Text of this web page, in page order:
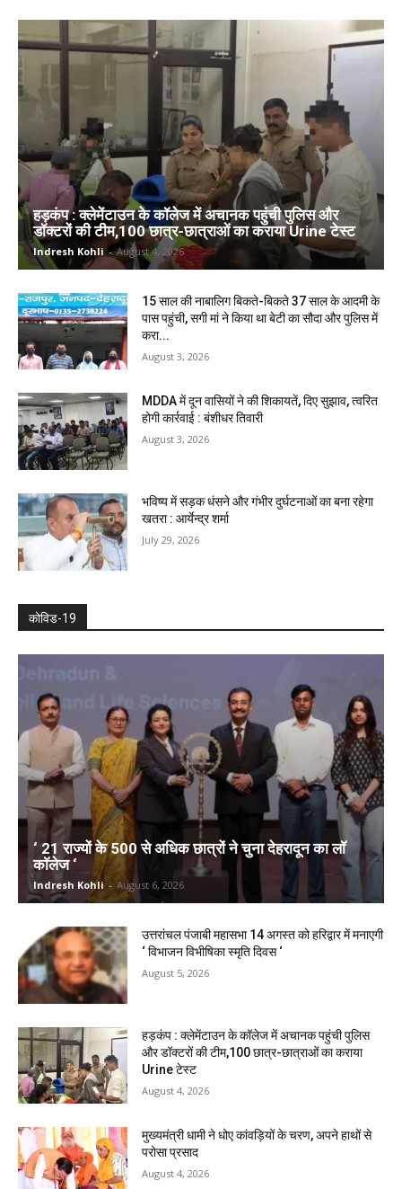
हड़कंप : क्लेमेंटाउन के कॉलेज में अचानक पहुंची पुलिस और
डॉक्टरों की टीम,100 छात्र-छात्राओं का कराया Urine टेस्ट
Indresh Kohli - August 4, 2026
15 साल की नाबालिग बिकते-बिकते 37 साल के आदमी के
पास पहुंची, सगी मां ने किया था बेटी का सौदा और पुलिस में
करा...
August 3, 2026
MDDA में दून वासियों ने की शिकायतें, दिए सुझाव, त्वरित
होगी कार्रवाई : बंशीधर तिवारी
August 3, 2026
भविष्य में सड़क धंसने और गंभीर दुर्घटनाओं का बना रहेगा
खतरा : आर्येन्द्र शर्मा
July 29, 2026
कोविड-19
‘ 21 राज्यों के 500 से अधिक छात्रों ने चुना देहरादून का लाॅ
काॅलेज ‘
Indresh Kohli - August 6, 2026
उत्तरांचल पंजाबी महासभा 14 अगस्त को हरिद्वार में मनाएगी
‘ विभाजन विभीषिका स्मृति दिवस ‘
August 5, 2026
हड़कंप : क्लेमेंटाउन के कॉलेज में अचानक पहुंची पुलिस
और डॉक्टरों की टीम,100 छात्र-छात्राओं का कराया
Urine टेस्ट
August 4, 2026
मुख्यमंत्री धामी ने धोए कांवड़ियों के चरण, अपने हाथों से
परोसा प्रसाद
August 4, 2026